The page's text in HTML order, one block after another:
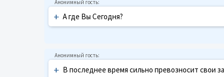
+ А где Вы Сегодня?
+ В последнее время сильно превозносит свои